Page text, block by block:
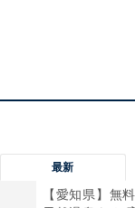
最新
【愛知県】無